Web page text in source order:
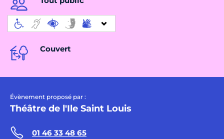
Couvert
Évènement proposé par :
Théâtre de l'Ile Saint Louis
01 46 33 48 65